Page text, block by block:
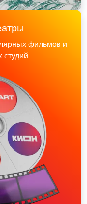
фильмов и
студий